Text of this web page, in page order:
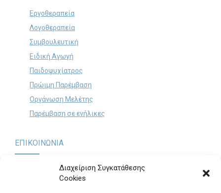
Διαχείριση Συγκατάθεσης
Cookies
Εργοθεραπεία
Λογοθεραπεία
Συμβουλευτική
Ειδική Αγωγή
Παιδοψυχίατρος
Πρώιμη Παρέμβαση
Οργάνωση Μελέτης
Παρέμβαση σε ενήλικες
ΕΠΙΚΟΙΝΩΝΙΑ
Παναγή Τσαλδάρη 60 & Θηβών, Περιστέρι (Είσοδος από